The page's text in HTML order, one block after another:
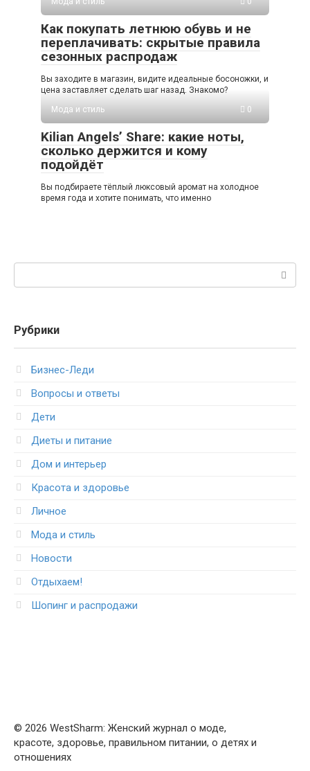
Как покупать летнюю обувь и не
переплачивать: скрытые правила
сезонных распродаж
Вы заходите в магазин, видите идеальные босоножки, и
цена заставляет сделать шаг назад. Знакомо?
Мода и стиль
0
Kilian Angels’ Share: какие ноты,
сколько держится и кому
подойдёт
Вы подбираете тёплый люксовый аромат на холодное
время года и хотите понимать, что именно
Рубрики
Бизнес-Леди
Вопросы и ответы
Дети
Диеты и питание
Дом и интерьер
Красота и здоровье
Личное
Мода и стиль
Новости
Отдыхаем!
Шопинг и распродажи
© 2026 WestSharm: Женский журнал о моде,
красоте, здоровье, правильном питании, о детях и
отношениях